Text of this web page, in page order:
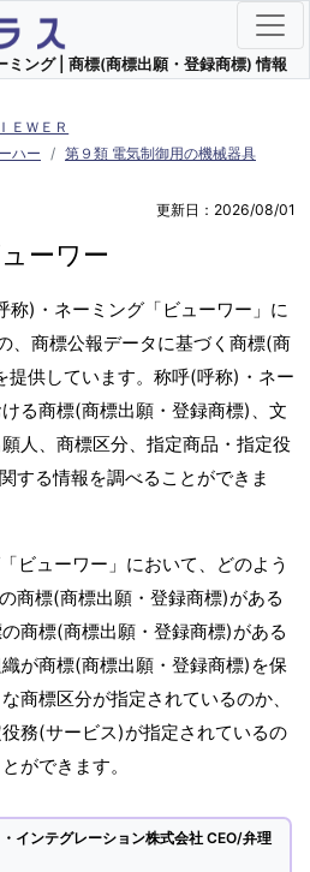
ミング | 商標(商標出願・登録商標) 情報
ＥＷＥＲ
ハー
第９類 電気制御用の機械器具
更新日：2026/08/01
ーワー
称)・ネーミング「ビューワー」に
、商標公報データに基づく商標(商
提供しています。称呼(呼称)・ネー
る商標(商標出願・登録商標)、文
人、商標区分、指定商品・指定役
する情報を調べることができま
ビューワー」において、どのよう
商標(商標出願・登録商標)がある
商標(商標出願・登録商標)がある
が商標(商標出願・登録商標)を保
商標区分が指定されているのか、
務(サービス)が指定されているの
ができます。
インテグレーション株式会社 CEO/弁理